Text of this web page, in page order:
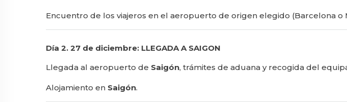
Encuentro de los viajeros en el aeropuerto de origen elegido (Barcelona
Día 2. 27 de diciembre: LLEGADA A SAIGON
Llegada al aeropuerto de Saigón, trámites de aduana y recogida del
Alojamiento en Saigón.